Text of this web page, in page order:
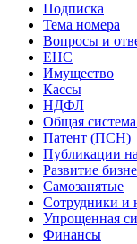
Подписка
Тема номера
Вопросы и
ЕНС
Имущество
Кассы
НДФЛ
Общая
Патент (ПСН)
Публикации
Развитие
Самозанятые
Сотрудники и
Упрощенная
Финансы